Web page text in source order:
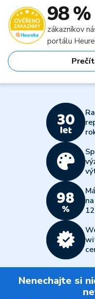
98 %
zákazníkov
portálu
Nenechajte si